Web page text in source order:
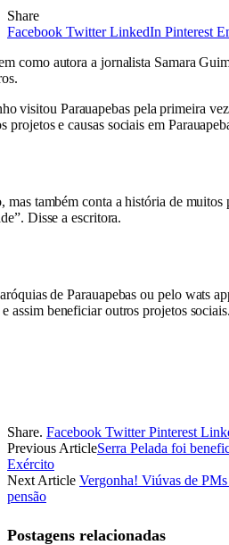
Share
Facebook Twitter LinkedIn Pinterest
como autora a jornalista Samara
visitou Parauapebas pela primeira
e causas sociais em
também conta a história de
Disse a escritora.
de Parauapebas ou pelo
assim beneficiar outros projetos sociais.
Share. Facebook Twitter Pinterest
Previous ArticleSerra Pelada foi
Exército
Next Article Vergonha! Viúvas de
pensão
Postagens relacionadas